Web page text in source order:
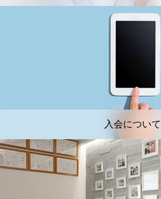
入会について